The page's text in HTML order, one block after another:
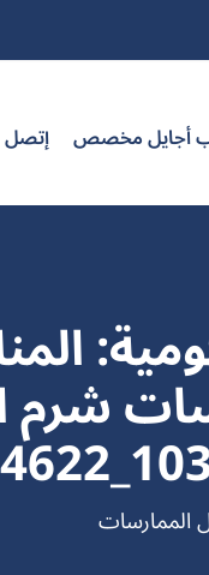
أجايل مخصص إتصل
الممارسات